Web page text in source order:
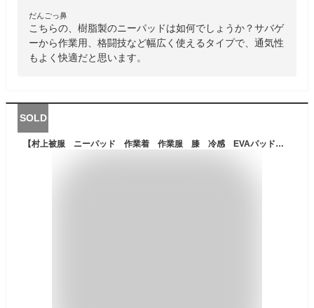
だんごっ鼻
こちらの、樹脂製のニーパッドは如何でしょうか？サバゲ
ーから作業用、格闘技など幅広く使えるタイプで、通気性
もよく快適だと思います。
SOLD
【村上被服 ニーパッド 作業着 作業服 膝 冷感 EVAパッド ハニカム構造 ストレッチ素材 UVカット 春夏 313】作業着 ワーク ウェア 作業服 多機能 快適 現場 ひんやり 素材 冷感 夏